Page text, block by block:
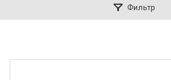
Фильтр